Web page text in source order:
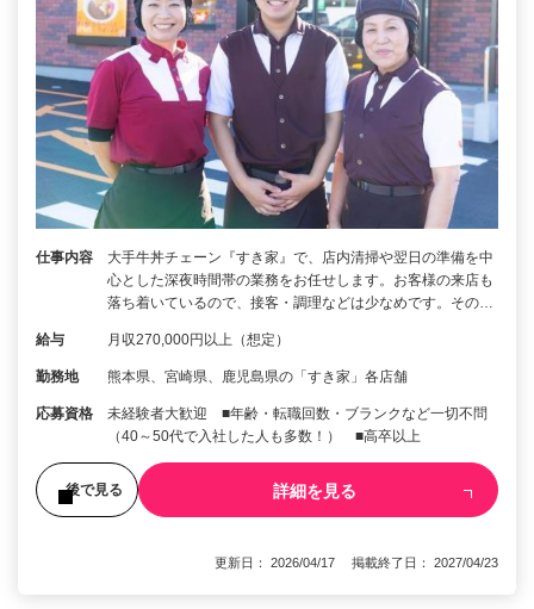
仕事内容
大手牛丼チェーン『すき家』で、店内清掃や翌日の準備を中
心とした深夜時間帯の業務をお任せします。お客様の来店も
落ち着いているので、接客・調理などは少なめです。その…
給与 月収270,000円以上（想定）
勤務地 熊本県、宮崎県、鹿児島県の「すき家」各店舗
応募資格
未経験者大歓迎 ■年齢・転職回数・ブランクなど一切不問
（40～50代で入社した人も多数！） ■高卒以上
後で見る 詳細を見る
更新日： 2026/04/17 掲載終了日： 2027/04/23